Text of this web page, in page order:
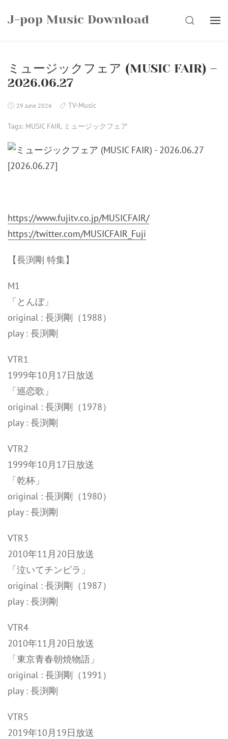
J-pop Music Download SEARCH
ミュージックフェア (MUSIC FAIR) –
2026.06.27
29 June 2026 TV-Music
Tags: MUSIC FAIR, ミュージックフェア
https://www.fujitv.co.jp/MUSICFAIR/
https://twitter.com/MUSICFAIR_Fuji
【長渕剛 特集】
M1
「とんぼ」
original : 長渕剛（1988）
play : 長渕剛
VTR1
1999年10月17日放送
「巡恋歌」
original : 長渕剛（1978）
play : 長渕剛
VTR2
1999年10月17日放送
「乾杯」
original : 長渕剛（1980）
play : 長渕剛
VTR3
2010年11月20日放送
「泣いてチンピラ」
original : 長渕剛（1987）
play : 長渕剛
VTR4
2010年11月20日放送
「東京青春朝焼物語」
original : 長渕剛（1991）
play : 長渕剛
VTR5
2019年10月19日放送